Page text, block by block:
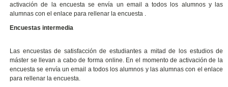
activación de la encuesta se envía un email a todos los alumnos y las
alumnas con el enlace para rellenar la encuesta .
Encuestas intermedia
Las encuestas de satisfacción de estudiantes a mitad de los estudios de
máster se llevan a cabo de forma online. En el momento de activación de la
encuesta se envía un email a todos los alumnos y las alumnas con el enlace
para rellenar la encuesta.